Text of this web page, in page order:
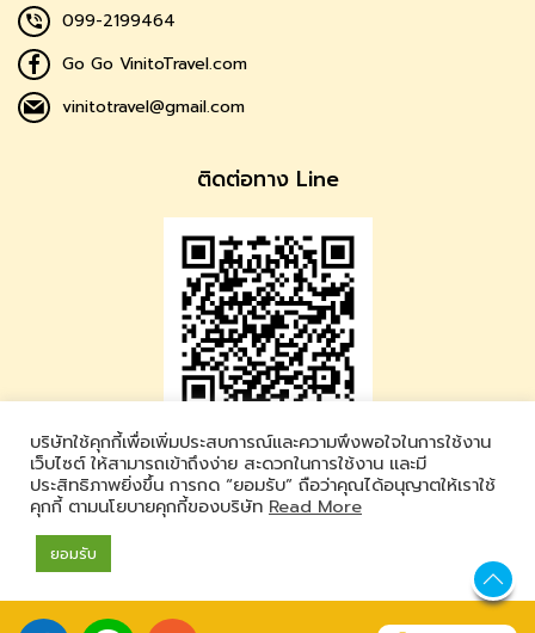
บริษัทใช้คุกกี้เพื่อเพิ่มประสบการณ์และความพึงพอใจในการใช้งาน
เว็บไซต์ ให้สามารถเข้าถึงง่าย สะดวกในการใช้งาน และมี
ประสิทธิภาพยิ่งขึ้น การกด “ยอมรับ” ถือว่าคุณได้อนุญาตให้เราใช้
คุกกี้ ตามนโยบายคุกกี้ของบริษัท Read More
ยอมรับ
099-2199464
Go Go VinitoTravel.com
vinitotravel@gmail.com
ติดต่อทาง Line
Vinito Travel
LINE ID : @vinitotravel
Vinito Travel. Copyright 2019.